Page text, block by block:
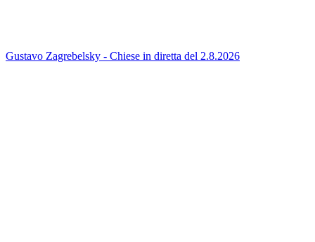
Gustavo Zagrebelsky - Chiese in diretta del 2.8.2026